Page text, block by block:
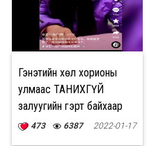
Гэнэтийн хөл хорионы
улмаас ТАНИХГҮЙ
залуугийн гэрт байхаар
болжээ
473 6387 2022-01-17